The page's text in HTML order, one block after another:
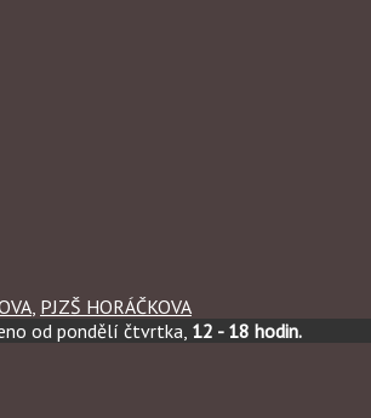
PJZŠ HORÁČKOVA
od pondělí čtvrtka, 12 - 18 hodin.